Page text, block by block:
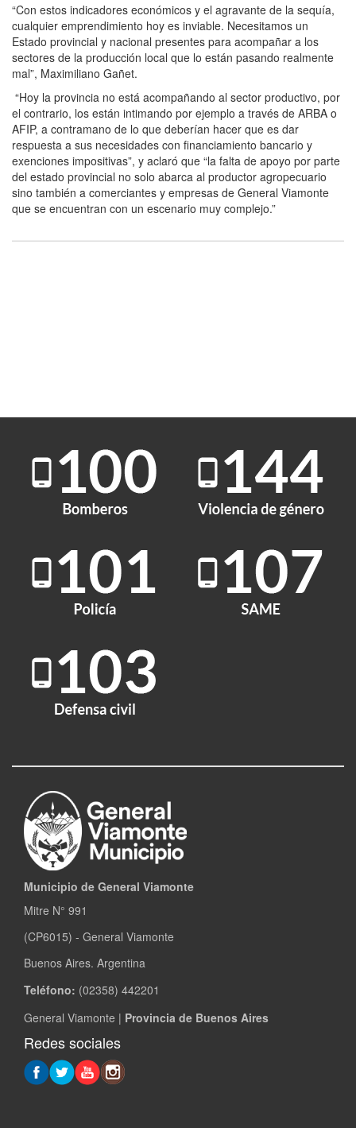
“Con estos indicadores económicos y el agravante de la sequía,
cualquier emprendimiento hoy es inviable. Necesitamos un
Estado provincial y nacional presentes para acompañar a los
sectores de la producción local que lo están pasando realmente
mal”, Maximiliano Gañet.
“Hoy la provincia no está acompañando al sector productivo, por
el contrario, los están intimando por ejemplo a través de ARBA o
AFIP, a contramano de lo que deberían hacer que es dar
respuesta a sus necesidades con financiamiento bancario y
exenciones impositivas”, y aclaró que “la falta de apoyo por parte
del estado provincial no solo abarca al productor agropecuario
sino también a comerciantes y empresas de General Viamonte
que se encuentran con un escenario muy complejo.”
Municipio de General Viamonte
Mitre N° 991
(CP6015) - General Viamonte
Buenos Aires. Argentina
Teléfono: (02358) 442201
General Viamonte | Provincia de Buenos Aires
Redes sociales